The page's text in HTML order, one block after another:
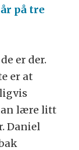
på tre
er der.
er at
lære litt
Daniel